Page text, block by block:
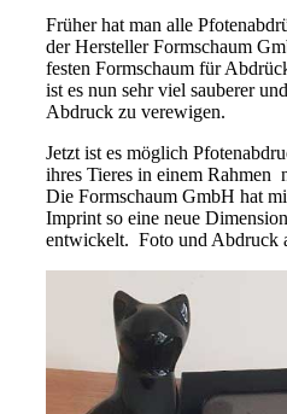
Früher hat man alle
der Hersteller Formschaum
festen Formschaum für
ist es nun sehr viel sauberer
Abdruck zu verewigen.
Jetzt ist es möglich
ihres Tieres in einem Rahmen
Die Formschaum GmbH hat
Imprint so eine neue
entwickelt. Foto und Abdruck